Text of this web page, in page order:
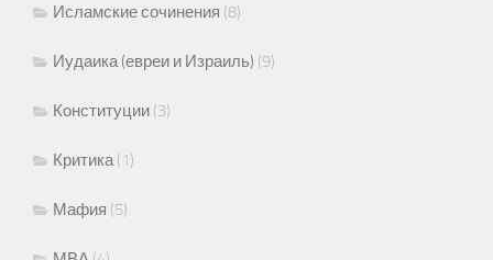
Исламские сочинения (8)
Иудаика (евреи и Израиль) (9)
Конституции (3)
Критика(1)
Мафия (5)